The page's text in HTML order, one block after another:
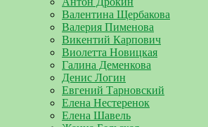
Валентина Щербакова
Валерия Пименова
Викентий Карпович
Виолетта Новицкая
Галина Деменкова
Денис Логин
Евгений Тарновский
Елена Нестеренок
Елена Шавель